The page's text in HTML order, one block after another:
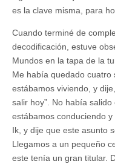
es la clave misma, para
Cuando terminé de
decodificación, estuve
Mundos en la tapa de la
Me había quedado cuatro
estábamos viviendo, y
salir hoy”. No había
estábamos conduciendo
Ik, y dije que este asunto
Llegamos a un pequeño
este tenía un gran titular.